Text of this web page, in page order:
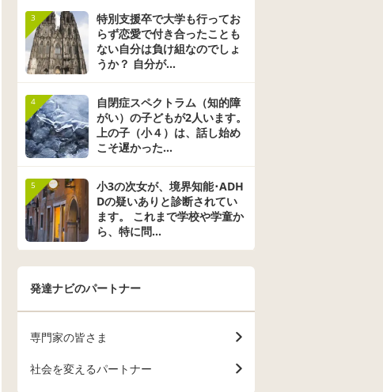
ースクー
また、ど
お願いし
りたく、
体験を教
い。 よろ
します。
生の話を聞いている
最中、座る場所が分
からず一人ポツンと
立ったまま、髪の毛
を弄るなどして困り
た。 相当辛かったん
だろうと思っていた
のですが、プールか
ら帰ってくると楽し
かった～。と満面の
笑顔でした。 そんな
娘をみていると、親
の目の行き届かない
学校で、どんなに辛
い事があっても、楽
しかった。と帰って
言語の先生からは、
ものはそうゆう所、
と思い込みで自分か
ら辛いという事はな
いだろう。と言われ
み、遅刻して連れて
行ったりもしていま
す。 今朝、行きたく
んなときどうしたら
良いでしょうか？ 支
援級がない地域で通
3
特別支援卒で大学も行ってお
らず恋愛で付き合ったことも
ない自分は負け組なのでしょ
うか？ 自分が...
4
自閉症スペクトラム（知的障
がい）の子どもが2人います。
上の子（小４）は、話し始め
こそ遅かった...
5
小3の次女が、境界知能･ADH
Dの疑いありと診断されてい
ます。 これまで学校や学童か
ら、特に問...
発達ナビのパートナー
専門家の皆さま
社会を変えるパートナー